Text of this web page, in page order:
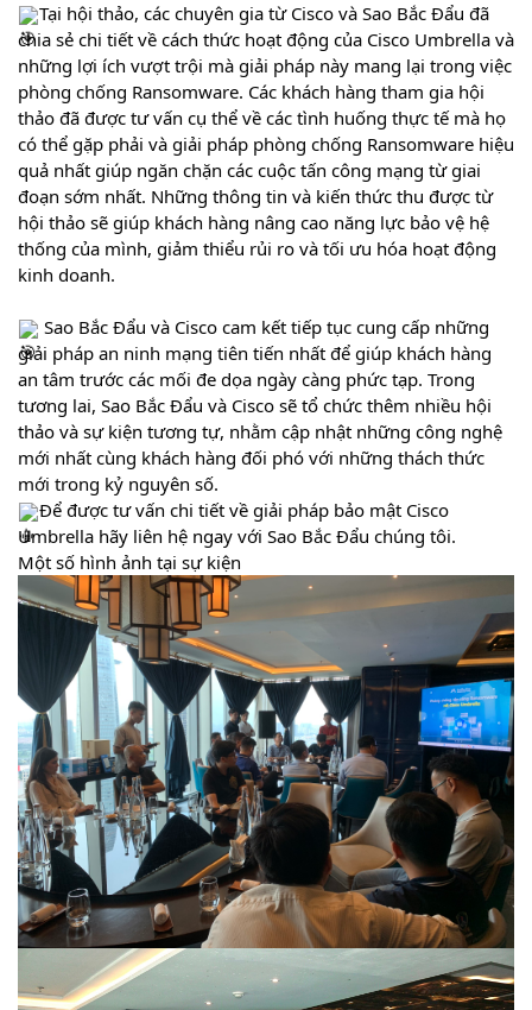
Tại hội thảo, các chuyên gia từ Cisco và Sao Bắc Đẩu đã
chia sẻ chi tiết về cách thức hoạt động của Cisco Umbrella và
những lợi ích vượt trội mà giải pháp này mang lại trong việc
phòng chống Ransomware. Các khách hàng tham gia hội
thảo đã được tư vấn cụ thể về các tình huống thực tế mà họ
có thể gặp phải và giải pháp phòng chống Ransomware hiệu
quả nhất giúp ngăn chặn các cuộc tấn công mạng từ giai
đoạn sớm nhất. Những thông tin và kiến thức thu được từ
hội thảo sẽ giúp khách hàng nâng cao năng lực bảo vệ hệ
thống của mình, giảm thiểu rủi ro và tối ưu hóa hoạt động
kinh doanh.
Sao Bắc Đẩu và Cisco cam kết tiếp tục cung cấp những
giải pháp an ninh mạng tiên tiến nhất để giúp khách hàng
an tâm trước các mối đe dọa ngày càng phức tạp. Trong
tương lai, Sao Bắc Đẩu và Cisco sẽ tổ chức thêm nhiều hội
thảo và sự kiện tương tự, nhằm cập nhật những công nghệ
mới nhất cùng khách hàng đối phó với những thách thức
mới trong kỷ nguyên số.
Để được tư vấn chi tiết về giải pháp bảo mật Cisco
Umbrella hãy liên hệ ngay với Sao Bắc Đẩu chúng tôi.
Một số hình ảnh tại sự kiện